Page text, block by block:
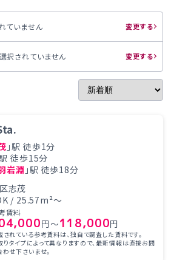
ていません 変更する
択されていません 変更する
」駅 徒歩1分
駅 徒歩15分
岩淵 」駅 徒歩18分
志茂
/ 25.57m²～
賃料
円～118,000円
されている参考賃料は、独自で調査した賃料です。
りタイプによって異なりますので、最新情報は直接お問
わせ下さいませ。